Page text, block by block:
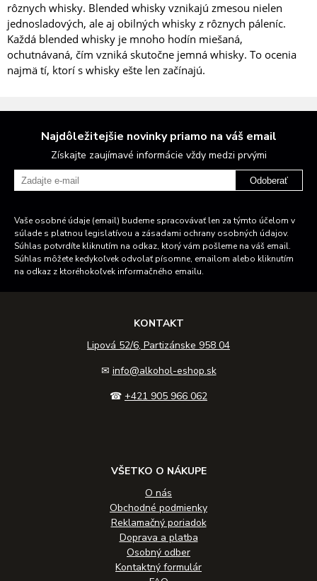
rôznych whisky. Blended whisky vznikajú zmesou nielen
jednosladových, ale aj obilných whisky z rôznych páleníc.
Každá blended whisky je mnoho hodín miešaná,
ochutnávaná, čím vzniká skutočne jemná whisky. To ocenia
najmä tí, ktorí s whisky ešte len začínajú.
Najdôležitejšie novinky priamo na váš email
Získajte zaujímavé informácie vždy medzi prvými
Odoberať
Vaše osobné údaje (email) budeme spracovávať len za týmto účelom v
súlade s platnou legislatívou a zásadami ochrany osobných údajov.
Súhlas potvrdíte kliknutím na odkaz, ktorý vám pošleme na váš email.
Súhlas môžete kedykoľvek odvolať písomne, emailom alebo kliknutím
na odkaz z ktoréhokoľvek informačného emailu.
KONTAKT
Lipová 52/6, Partizánske 958 04
✉ info@alkohol-eshop.sk
☎ +421 905 966 062
VŠETKO O NÁKUPE
O nás
Obchodné podmienky
Reklamačný poriadok
Doprava a platba
Osobný odber
Kontaktný formulár